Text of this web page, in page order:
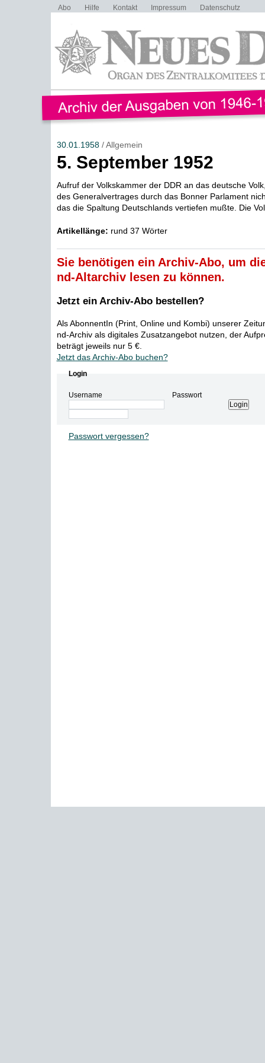
Abo Hilfe Kontakt Impressum Datenschutz
30.01.1958/ Allgemein
5. September 1952
Aufruf der Volkskammer der DDR an das deutsche
des Generalvertrages durch das Bonner Parlament
das die Spaltung Deutschlands vertiefen mußte. Die
Artikellänge: rund 37 Wörter
Sie benötigen ein Archiv-Abo, um
nd-Altarchiv lesen zu können.
Jetzt ein Archiv-Abo bestellen?
Als AbonnentIn (Print, Online und Kombi) unserer
nd-Archiv als digitales Zusatzangebot nutzen, der
beträgt jeweils nur 5 €.
Jetzt das Archiv-Abo buchen?
Login
Username Passwort
Passwort vergessen?